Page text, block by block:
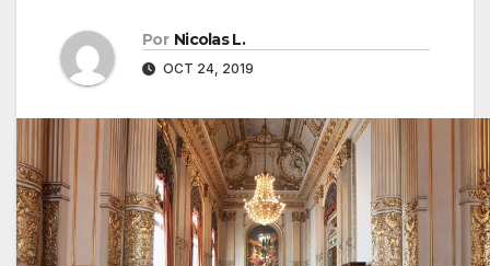
Por Nicolas L.
OCT 24, 2019